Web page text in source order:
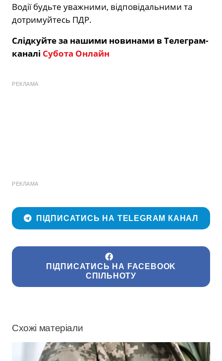
Водії будьте уважними, відповідальними та
дотримуйтесь ПДР.
Слідкуйте за нашими новинами в Телеграм-
каналі Субота Онлайн
РЕКЛАМА
РЕКЛАМА
ПІДПИСАТИСЬ НА TELEGRAM КАНАЛ
ПІДПИСАТИСЬ НА FACEBOOK
СПІЛЬНОТУ
Схожі матеріали